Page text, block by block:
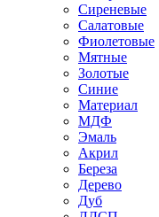
Сиреневые
Салатовые
Фиолетовые
Мятные
Золотые
Синие
Материал
МДФ
Эмаль
Акрил
Береза
Дерево
Дуб